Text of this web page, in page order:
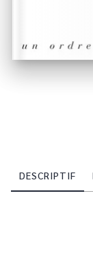
DESCRIPTIF